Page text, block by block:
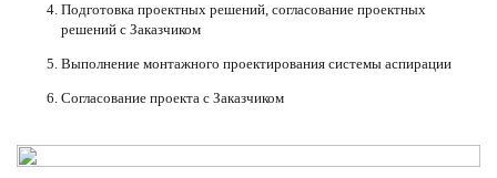
Подготовка проектных решений, согласование проектных
решений с Заказчиком
Выполнение монтажного проектирования системы аспирации
Согласование проекта с Заказчиком